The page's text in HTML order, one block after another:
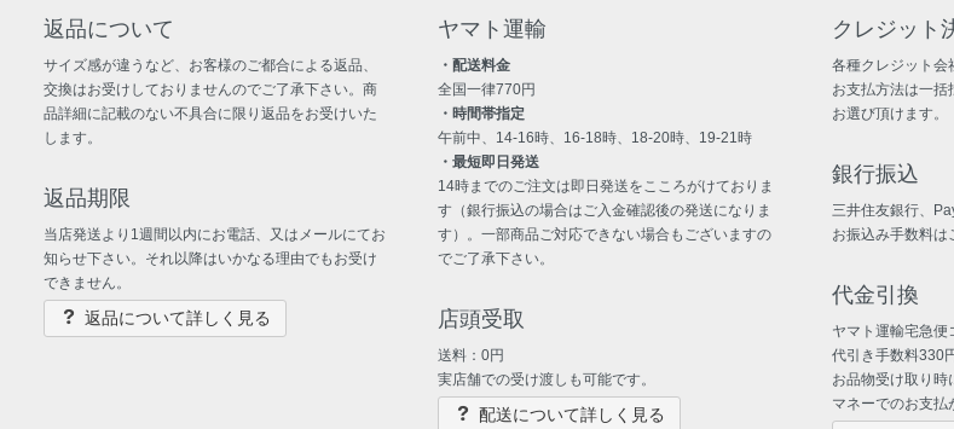
返品について
サイズ感が違うなど、お客様のご都合による返品、
交換はお受けしておりませんのでご了承下さい。商
品詳細に記載のない不具合に限り返品をお受けいた
します。
返品期限
当店発送より1週間以内にお電話、又はメールにてお
知らせ下さい。それ以降はいかなる理由でもお受け
できません。
返品について詳しく見る
ヤマト運輸
・配送料金
全国一律770円
・時間帯指定
午前中、14-16時、16-18時、18-20時、19-21時
・最短即日発送
14時までのご注文は即日発送をこころがけておりま
す（銀行振込の場合はご入金確認後の発送になりま
す）。一部商品ご対応できない場合もございますの
でご了承下さい。
店頭受取
送料：0円
実店舗での受け渡しも可能です。
配送について詳しく見る
クレジット
各種クレジット会
お支払方法は一括
お選び頂けます。
銀行振込
三井住友銀行、
お振込み手数料は
代金引換
ヤマト運輸宅急便
代引き手数料330
お品物受け取り時
マネーでのお支払